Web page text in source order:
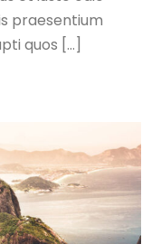
praesentium
quos […]